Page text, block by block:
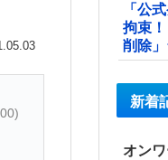
「公
拘束
削除
新着
オン